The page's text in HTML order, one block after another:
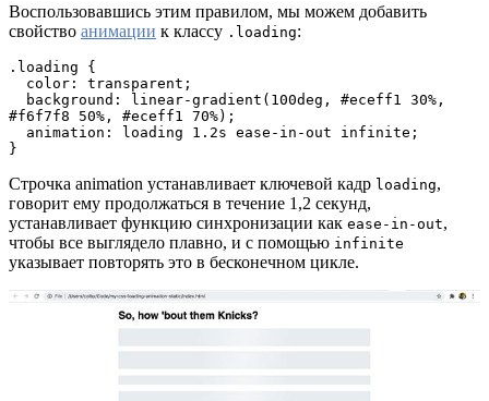
Воспользовавшись этим правилом, мы можем добавить
свойство анимации к классу .loading:
.loading {
#f6f7f8 50%, #eceff1 70%);
}
Строчка animation устанавливает ключевой кадр loading,
говорит ему продолжаться в течение 1,2 секунд,
устанавливает функцию синхронизации как ease-in-out,
чтобы все выглядело плавно, и с помощью infinite
указывает повторять это в бесконечном цикле.